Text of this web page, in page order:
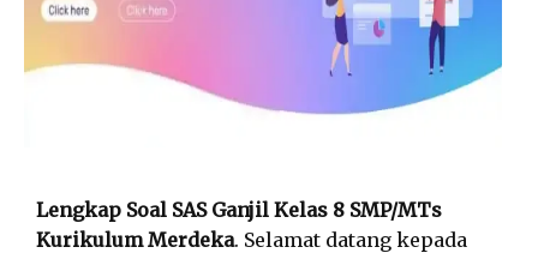
Lengkap Soal SAS Ganjil Kelas 8 SMP/MTs
Kurikulum Merdeka. Selamat datang kepada